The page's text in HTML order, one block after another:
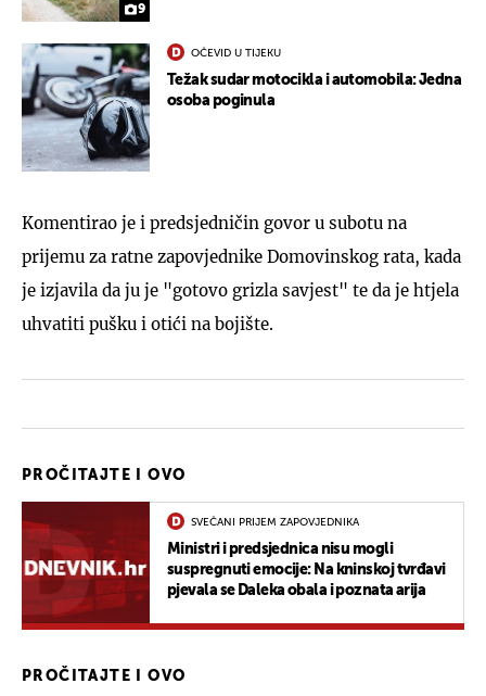
9
OČEVID U TIJEKU
Težak sudar motocikla i automobila: Jedna
osoba poginula
Komentirao je i predsjedničin govor u subotu na
prijemu za ratne zapovjednike Domovinskog rata, kada
je izjavila da ju je "gotovo grizla savjest" te da je htjela
uhvatiti pušku i otići na bojište.
PROČITAJTE I OVO
SVEČANI PRIJEM ZAPOVJEDNIKA
Ministri i predsjednica nisu mogli
suspregnuti emocije: Na kninskoj tvrđavi
pjevala se Daleka obala i poznata arija
PROČITAJTE I OVO